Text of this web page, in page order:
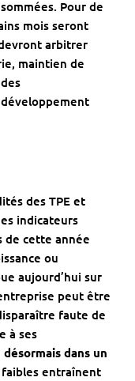
Pour de
mois seront
arbitrer
maintien de
des TPE et
indicateurs
de cette année
ou
aujourd’hui sur
peut être
faute de
à ses
dans un
entraînent